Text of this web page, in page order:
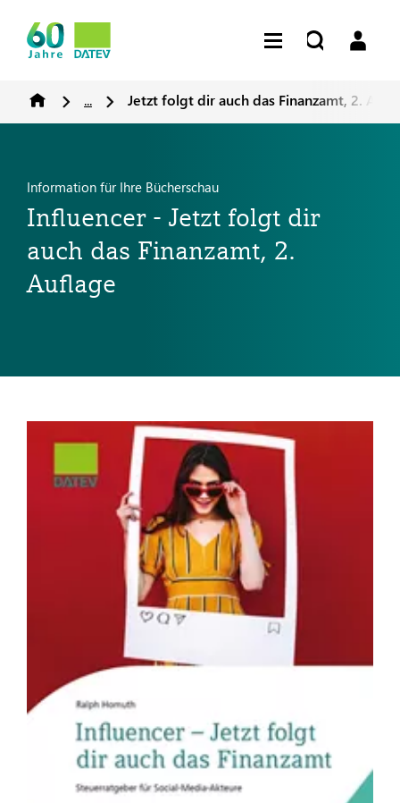
... Jetzt folgt dir auch das Finanzamt, 2.
Information für Ihre Bücherschau
Influencer - Jetzt folgt dir
auch das Finanzamt, 2.
Auflage